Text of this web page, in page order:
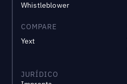
Whistleblower
COMPARE
Yext
JURÍDICO